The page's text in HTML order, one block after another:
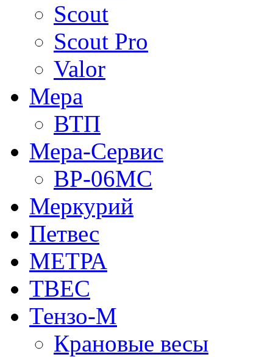
Scout
Scout Pro
Valor
Мера
ВТП
Мера-Сервис
ВР-06МС
Меркурий
Петвес
МЕТРА
ТВЕС
Тензо-М
Крановые весы